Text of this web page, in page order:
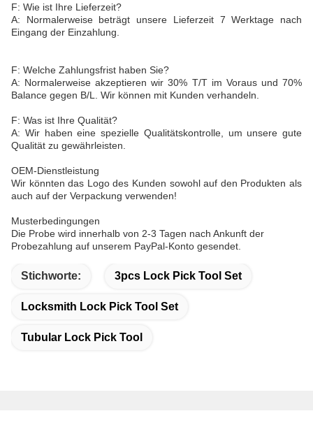
F: Wie ist Ihre Lieferzeit?
A: Normalerweise beträgt unsere Lieferzeit 7 Werktage nach
Eingang der Einzahlung.
F: Welche Zahlungsfrist haben Sie?
A: Normalerweise akzeptieren wir 30% T/T im Voraus und 70%
Balance gegen B/L. Wir können mit Kunden verhandeln.
F: Was ist Ihre Qualität?
A: Wir haben eine spezielle Qualitätskontrolle, um unsere gute
Qualität zu gewährleisten.
OEM-Dienstleistung
Wir könnten das Logo des Kunden sowohl auf den Produkten als
auch auf der Verpackung verwenden!
Musterbedingungen
Die Probe wird innerhalb von 2-3 Tagen nach Ankunft der
Probezahlung auf unserem PayPal-Konto gesendet.
Stichworte: 3pcs Lock Pick Tool Set
Locksmith Lock Pick Tool Set
Tubular Lock Pick Tool